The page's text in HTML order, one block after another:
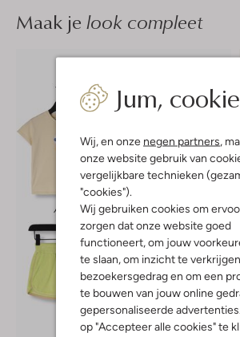
Jum,
Wij, en onze negen partners,
onze website gebruik van
vergelijkbare technieken
"cookies").
Wij gebruiken cookies om
zorgen dat onze website goed
functioneert, om jouw
te slaan, om inzicht te
bezoekersgedrag en om een
te bouwen van jouw online
gepersonaliseerde
op "Accepteer alle cookies" te
Maak je look compleet